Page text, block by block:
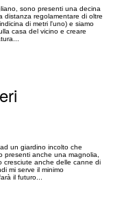
sono presenti una decina
distanza regolamentare di oltre
di metri l'uno) e siamo
casa del vicino e creare
un giardino incolto che
anche una magnolia,
cresciute anche delle canne di
mi serve il minimo
il futuro...